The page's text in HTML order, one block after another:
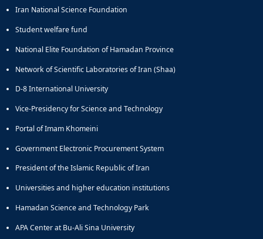
Iran National Science Foundation
Student welfare fund
National Elite Foundation of Hamadan Province
Network of Scientific Laboratories of Iran (Shaa)
D-8 International University
Vice-Presidency for Science and Technology
Portal of Imam Khomeini
Government Electronic Procurement System
President of the Islamic Republic of Iran
Universities and higher education institutions
Hamadan Science and Technology Park
APA Center at Bu-Ali Sina University